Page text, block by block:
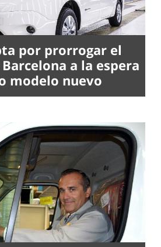
por prorrogar el
a la espera
modelo nuevo